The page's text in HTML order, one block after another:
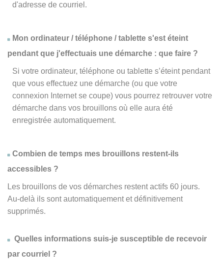
d'adresse de courriel.
Mon ordinateur / téléphone / tablette s'est éteint
pendant que j'effectuais une démarche : que faire ?
Si votre ordinateur, téléphone ou tablette s’éteint pendant
que vous effectuez une démarche (ou que votre
connexion Internet se coupe) vous pourrez retrouver votre
démarche dans vos brouillons où elle aura été
enregistrée automatiquement.
Combien de temps mes brouillons restent-ils
accessibles ?
Les brouillons de vos démarches restent actifs 60 jours.
Au-delà ils sont automatiquement et définitivement
supprimés.
Quelles informations suis-je susceptible de recevoir
par courriel ?